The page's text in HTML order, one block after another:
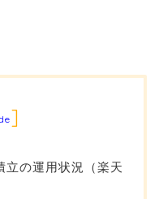
]
の運用状況（楽天